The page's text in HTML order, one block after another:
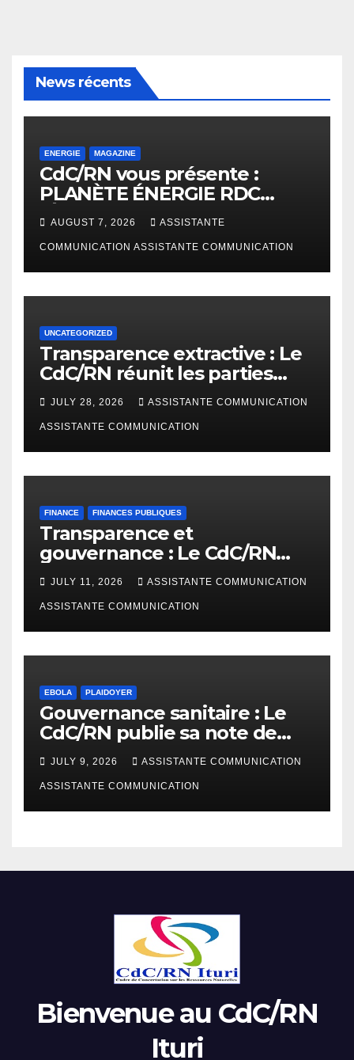
News récents
ENERGIE MAGAZINE
CdC/RN vous présente :
PLANÈTE ÉNERGIE RDC
(Édition Janvier – Juin 2026)
AUGUST 7, 2026 ASSISTANTE
COMMUNICATION ASSISTANTE COMMUNICATION
UNCATEGORIZED
Transparence extractive : Le
CdC/RN réunit les parties
prenantes à Bunia pour
enrichir le rapport de
cadrage ITIE RDC 2024
JULY 28, 2026 ASSISTANTE COMMUNICATION
ASSISTANTE COMMUNICATION
FINANCE FINANCES PUBLIQUES
Transparence et
gouvernance : Le CdC/RN
présente l’étude
d’AfreWatch sur les
disparités de rémunération
des institutions en RDC
JULY 11, 2026 ASSISTANTE COMMUNICATION
ASSISTANTE COMMUNICATION
EBOLA PLAIDOYER
Gouvernance sanitaire : Le
CdC/RN publie sa note de
plaidoyer sur la riposte Ebola
Bundibugyo
JULY 9, 2026 ASSISTANTE COMMUNICATION
ASSISTANTE COMMUNICATION
Bienvenue au CdC/RN
Ituri